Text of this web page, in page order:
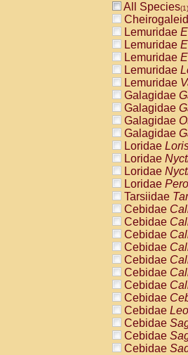
All Species(1)
Lemuridae
Lemuridae
Lemuridae
Lemuridae
Lemuridae
Galagidae
Galagidae
Galagidae
Galagidae
Loridae
Loridae
Loridae
Loridae
Tarsiidae
Cebidae
Cebidae
Cebidae
Cebidae
Cebidae
Cebidae
Cebidae
Cebidae
Cebidae
Cebidae
Cebidae
Cebidae